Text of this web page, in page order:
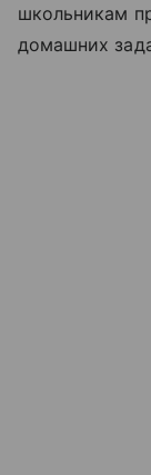
школьникам
домашних